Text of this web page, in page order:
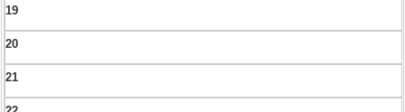
19
20
21